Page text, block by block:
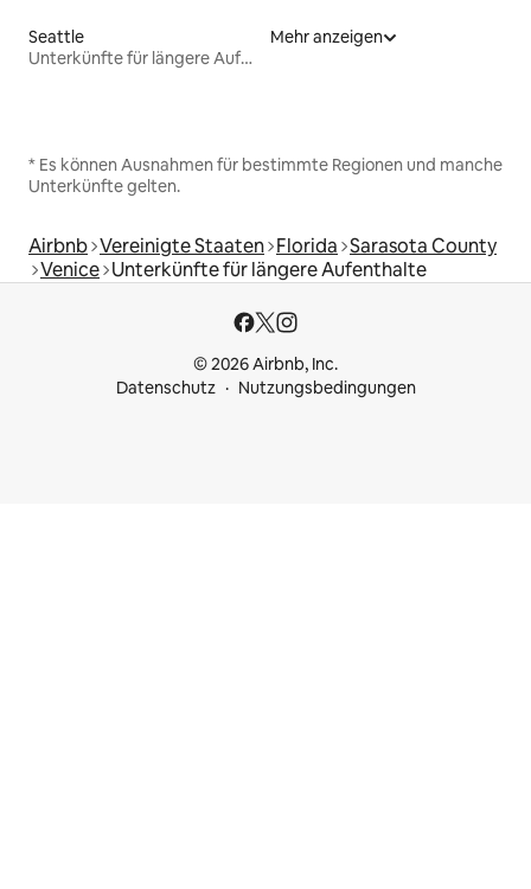
Seattle
Unterkünfte für längere Aufenthalte
Mehr anzeigen
* Es können Ausnahmen für bestimmte Regionen und manche
Unterkünfte gelten.
Airbnb Vereinigte Staaten Florida Sarasota County
Venice Unterkünfte für längere Aufenthalte
© 2026 Airbnb, Inc.
Datenschutz
Nutzungsbedingungen